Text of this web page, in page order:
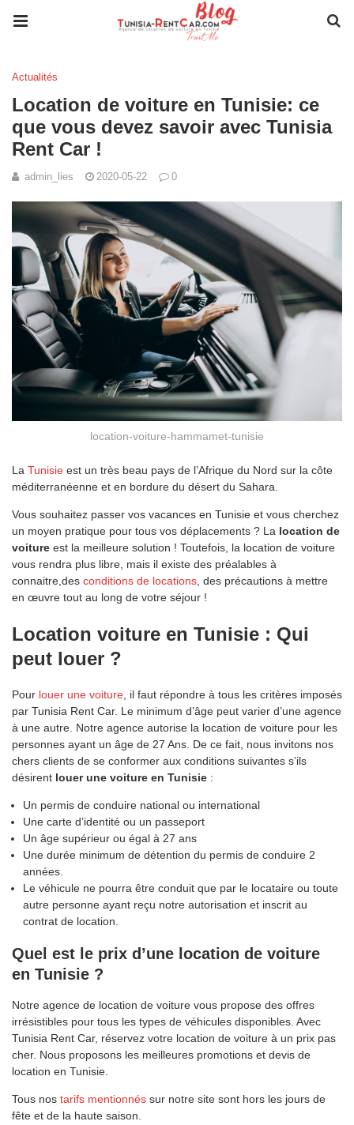
Actualités
Location de voiture en Tunisie: ce
que vous devez savoir avec Tunisia
Rent Car !
admin_lies 2020-05-22 0
location-voiture-hammamet-tunisie
La Tunisie est un très beau pays de l’Afrique du Nord sur la côte
méditerranéenne et en bordure du désert du Sahara.
Vous souhaitez passer vos vacances en Tunisie et vous cherchez
un moyen pratique pour tous vos déplacements ? La location de
voiture est la meilleure solution ! Toutefois, la location de voiture
vous rendra plus libre, mais il existe des préalables à
connaitre,des conditions de locations , des précautions à mettre
en œuvre tout au long de votre séjour !
Location voiture en Tunisie : Qui
peut louer ?
Pour louer une voiture , il faut répondre à tous les critères imposés
par Tunisia Rent Car. Le minimum d’âge peut varier d’une agence
à une autre. Notre agence autorise la location de voiture pour les
personnes ayant un âge de 27 Ans. De ce fait, nous invitons nos
chers clients de se conformer aux conditions suivantes s’ils
désirent louer une voiture en Tunisie :
Un permis de conduire national ou international
Une carte d’identité ou un passeport
Un âge supérieur ou égal à 27 ans
Une durée minimum de détention du permis de conduire 2
années.
Le véhicule ne pourra être conduit que par le locataire ou toute
autre personne ayant reçu notre autorisation et inscrit au
contrat de location.
Quel est le prix d’une location de voiture
en Tunisie ?
Notre agence de location de voiture vous propose des offres
irrésistibles pour tous les types de véhicules disponibles. Avec
Tunisia Rent Car, réservez votre location de voiture à un prix pas
cher. Nous proposons les meilleures promotions et devis de
location en Tunisie.
Tous nos tarifs mentionnés sur notre site sont hors les jours de
fête et de la haute saison.